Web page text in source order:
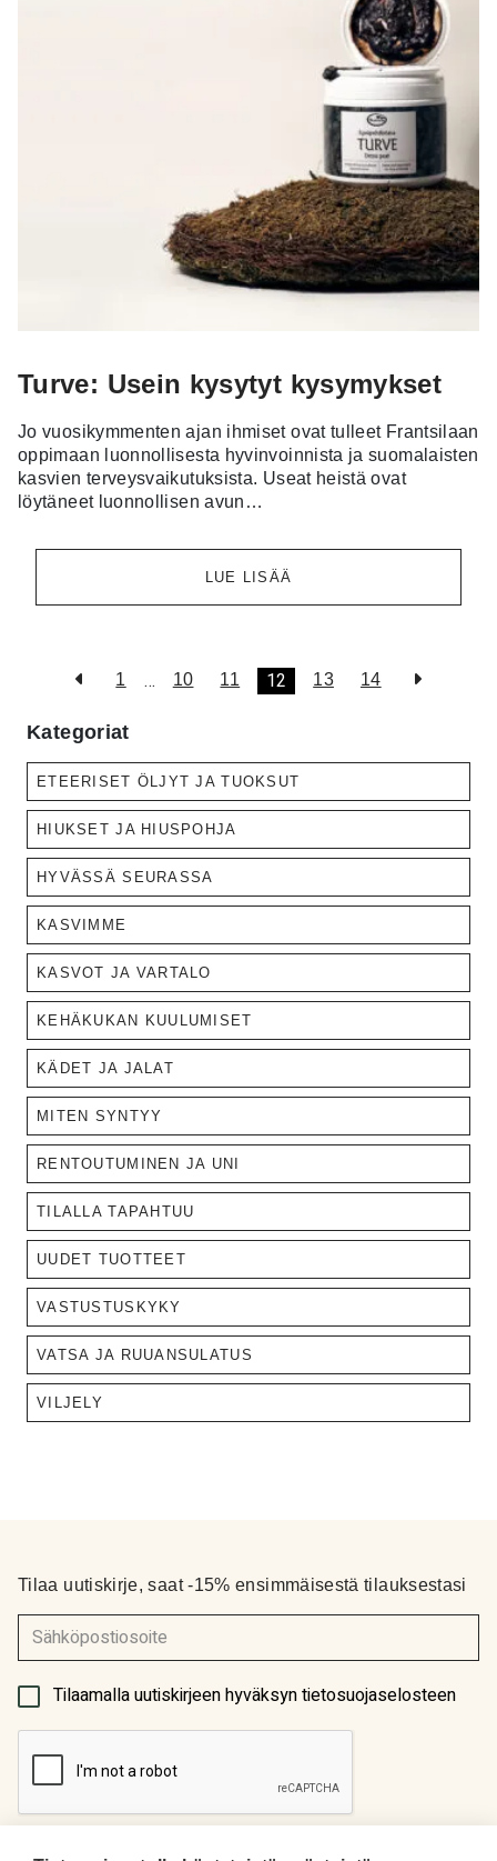
Turve: Usein kysytyt kysymykset
Jo vuosikymmenten ajan ihmiset ovat tulleet Frantsilaan
oppimaan luonnollisesta hyvinvoinnista ja suomalaisten
kasvien terveysvaikutuksista. Useat heistä ovat
löytäneet luonnollisen avun…
LUE LISÄÄ
Kategoriat
ETEERISET ÖLJYT JA TUOKSUT
HIUKSET JA HIUSPOHJA
HYVÄSSÄ SEURASSA
KASVIMME
KASVOT JA VARTALO
KEHÄKUKAN KUULUMISET
KÄDET JA JALAT
MITEN SYNTYY
RENTOUTUMINEN JA UNI
TILALLA TAPAHTUU
UUDET TUOTTEET
VASTUSTUSKYKY
VATSA JA RUUANSULATUS
VILJELY
1 … 10 11 12 13 14
Tilaa uutiskirje, saat -15% ensimmäisestä tilauksestasi
(Pakollinen)
Tilaamalla uutiskirjeen hyväksyn tietosuojaselosteen